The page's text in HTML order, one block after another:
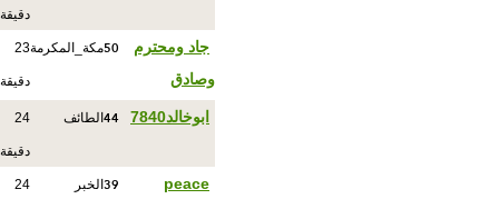
دقيقة
جاد ومحترم
وصادق
50مكة_المكرمة23
دقيقة
ابوخالد7840 44 الطائف 24
دقيقة
peace
39 الخبر 24